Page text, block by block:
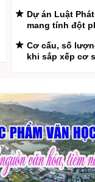
Dự án Luật
mang tính đột
Cơ cấu, số
khi sắp xếp cơ
Kế hoạch hành
đoan và biến
Thúc đẩy hợp
Đề xuất chính
sắm hàng hoá